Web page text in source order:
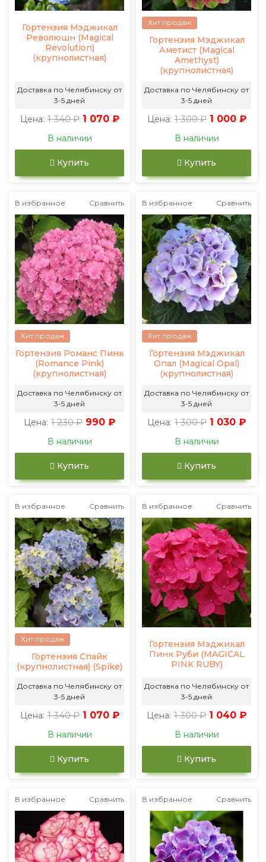
Гортензия Мэджикал
Революшн (Magical
Revolution)
(крупнолистная)
Доставка по Челябинску от
3-5 дней
Цена: 1 340 ₽ 1 070 ₽
В наличии
Купить
Хит продаж
Гортензия Мэджикал
Аметист (Magical
Amethyst)
(крупнолистная)
Доставка по Челябинску от
3-5 дней
Цена: 1 300 ₽ 1 000 ₽
В наличии
Купить
В избранное Сравнить
Хит продаж
Гортензия Романс Пинк
(Romance Pink)
(крупнолистная)
Доставка по Челябинску от
3-5 дней
Цена: 1 230 ₽ 990 ₽
В наличии
Купить
В избранное Сравнить
Хит продаж
Гортензия Мэджикал
Опал (Magical Opal)
(крупнолистная)
Доставка по Челябинску от
3-5 дней
Цена: 1 300 ₽ 1 030 ₽
В наличии
Купить
В избранное Сравнить
Хит продаж
Гортензия Спайк
(крупнолистная) (Spike)
Доставка по Челябинску от
3-5 дней
Цена: 1 340 ₽ 1 070 ₽
В наличии
Купить
В избранное Сравнить
Гортензия Мэджикал
Пинк Руби (MAGICAL
PINK RUBY)
Доставка по Челябинску от
3-5 дней
Цена: 1 300 ₽ 1 040 ₽
В наличии
Купить
В избранное Сравнить В избранное Сравнить